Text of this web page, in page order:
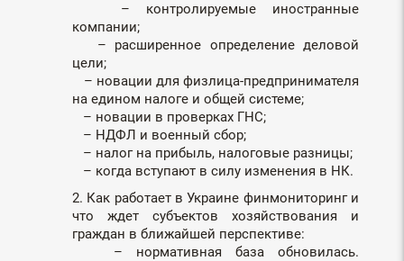
– контролируемые иностранные
компании;
– расширенное определение деловой
цели;
– новации для физлица-предпринимателя
на едином налоге и общей системе;
– новации в проверках ГНС;
– НДФЛ и военный сбор;
– налог на прибыль, налоговые разницы;
– когда вступают в силу изменения в НК.
2. Как работает в Украине финмониторинг и
что ждет субъектов хозяйствования и
граждан в ближайшей перспективе:
– нормативная база обновилась.